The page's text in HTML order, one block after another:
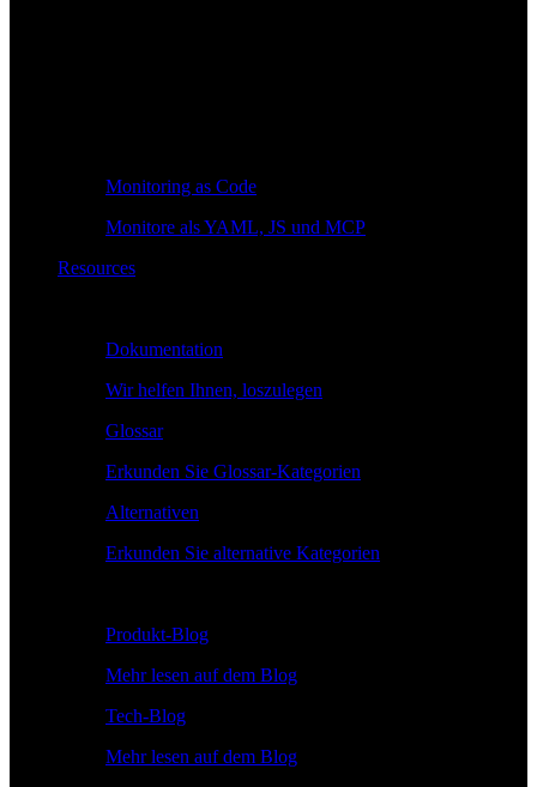
Monitoring as Code
Monitore als YAML, JS und MCP
Resources
Dokumentation
Wir helfen Ihnen, loszulegen
Glossar
Erkunden Sie Glossar-Kategorien
Alternativen
Erkunden Sie alternative Kategorien
Produkt-Blog
Mehr lesen auf dem Blog
Tech-Blog
Mehr lesen auf dem Blog